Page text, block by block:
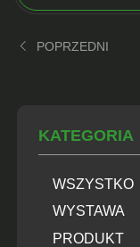
POPRZEDNI
KATEGORIA
WSZYSTKO
WYSTAWA
PRODUKT